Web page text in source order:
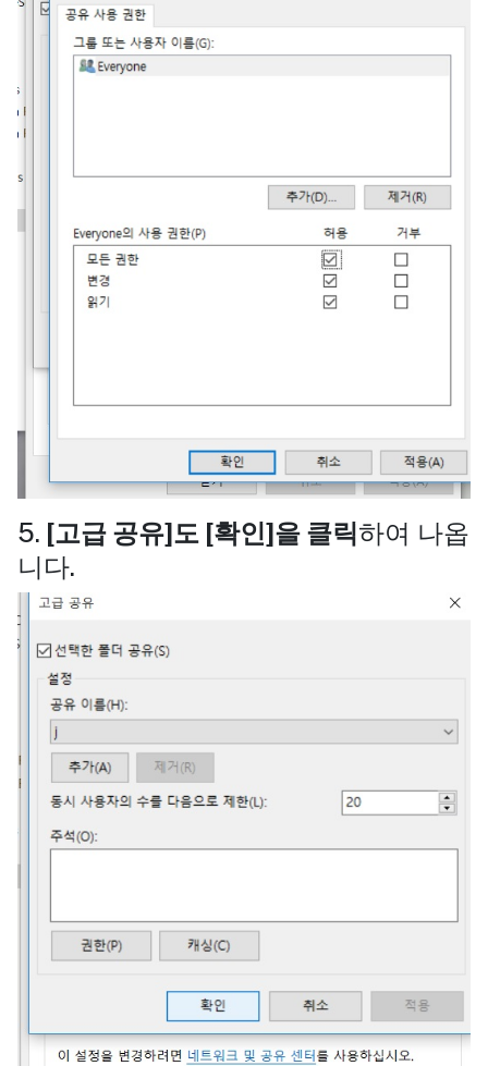
5. [고급 공유]도 [확인]을 클릭하여 나옵
니다.